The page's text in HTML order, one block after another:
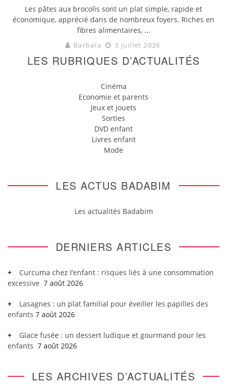
Les pâtes aux brocolis sont un plat simple, rapide et
économique, apprécié dans de nombreux foyers. Riches en
fibres alimentaires, ...
Barbara 3 juillet 2026
LES RUBRIQUES D’ACTUALITÉS
Cinéma
Economie et parents
Jeux et jouets
Sorties
DVD enfant
Livres enfant
Mode
LES ACTUS BADABIM
Les actualités Badabim
DERNIERS ARTICLES
Curcuma chez l’enfant : risques liés à une consommation
excessive 7 août 2026
Lasagnes : un plat familial pour éveiller les papilles des
enfants 7 août 2026
Glace fusée : un dessert ludique et gourmand pour les
enfants 7 août 2026
LES ARCHIVES D’ACTUALITÉS